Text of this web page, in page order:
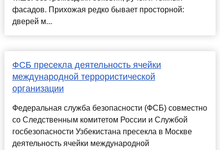
фасадов. Прихожая редко бывает просторной:
дверей м...
ФСБ пресекла деятельность ячейки
международной террористической
организации
Федеральная служба безопасности (ФСБ) совместно
со Следственным комитетом России и Службой
госбезопасности Узбекистана пресекла в Москве
деятельность ячейки международной